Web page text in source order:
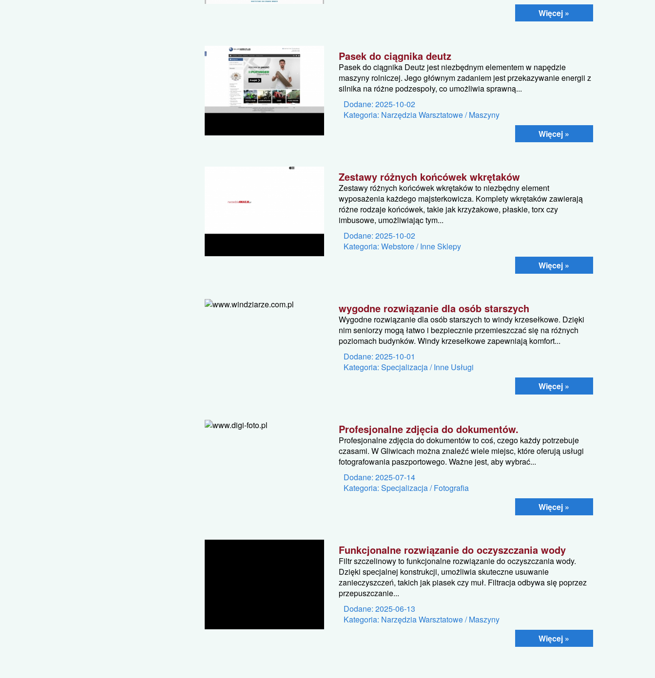
Więcej »
Pasek do ciągnika deutz
Pasek do ciągnika Deutz jest niezbędnym elementem w napędzie
maszyny rolniczej. Jego głównym zadaniem jest przekazywanie energii z
silnika na różne podzespoły, co umożliwia sprawną...
Dodane: 2025-10-02
Kategoria: Narzędzia Warsztatowe / Maszyny
Więcej »
Zestawy różnych końcówek wkrętaków
Zestawy różnych końcówek wkrętaków to niezbędny element
wyposażenia każdego majsterkowicza. Komplety wkrętaków zawierają
różne rodzaje końcówek, takie jak krzyżakowe, płaskie, torx czy
imbusowe, umożliwiając tym...
Dodane: 2025-10-02
Kategoria: Webstore / Inne Sklepy
Więcej »
wygodne rozwiązanie dla osób starszych
Wygodne rozwiązanie dla osób starszych to windy krzesełkowe. Dzięki
nim seniorzy mogą łatwo i bezpiecznie przemieszczać się na różnych
poziomach budynków. Windy krzesełkowe zapewniają komfort...
Dodane: 2025-10-01
Kategoria: Specjalizacja / Inne Usługi
Więcej »
Profesjonalne zdjęcia do dokumentów.
Profesjonalne zdjęcia do dokumentów to coś, czego każdy potrzebuje
czasami. W Gliwicach można znaleźć wiele miejsc, które oferują usługi
fotografowania paszportowego. Ważne jest, aby wybrać...
Dodane: 2025-07-14
Kategoria: Specjalizacja / Fotografia
Więcej »
Funkcjonalne rozwiązanie do oczyszczania wody
Filtr szczelinowy to funkcjonalne rozwiązanie do oczyszczania wody.
Dzięki specjalnej konstrukcji, umożliwia skuteczne usuwanie
zanieczyszczeń, takich jak piasek czy muł. Filtracja odbywa się poprzez
przepuszczanie...
Dodane: 2025-06-13
Kategoria: Narzędzia Warsztatowe / Maszyny
Więcej »